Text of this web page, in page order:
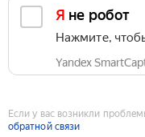
Я не робот
Нажмите,
Yandex
Если у вас возникли
обратной связи